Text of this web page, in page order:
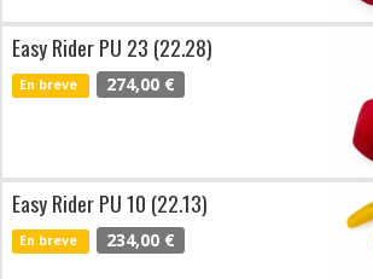
Easy Rider PU 23 (22.28)
En breve 274,00 €
Easy Rider PU 10 (22.13)
En breve 234,00 €